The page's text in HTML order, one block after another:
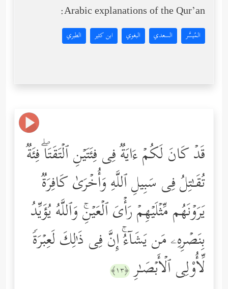
Arabic explanations of the Qur’an:
المُيسَّر السعدي البغوي ابن كثير الطبري
قَدۡ كَانَ لَكُمۡ ءَایَةࣱ فِی فِئَتَیۡنِ ٱلۡتَقَتَاۖ فِئَةࣱ
تُقَـٰتِلُ فِی سَبِیلِ ٱللَّهِ وَأُخۡرَىٰ كَافِرَةࣱ
یَرَوۡنَهُم مِّثۡلَیۡهِمۡ رَأۡیَ ٱلۡعَیۡنِۚ وَٱللَّهُ یُؤَیِّدُ
بِنَصۡرِهِۦ مَن یَشَاۤءُۚ إِنَّ فِی ذَ ٰ⁠لِكَ لَعِبۡرَةࣰ
لِّأُوْلِی ٱلۡأَبۡصَـٰرِ ﴿١٣﴾